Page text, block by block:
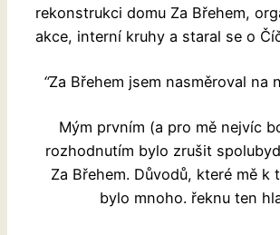
rekonstrukci domu Za Břehem,
akce, interní kruhy a staral se o
“Za Břehem jsem nasměroval na
Mým prvním (a pro mě nejvíc
rozhodnutím bylo zrušit
Za Břehem. Důvodů, které mě k
bylo mnoho. řeknu ten